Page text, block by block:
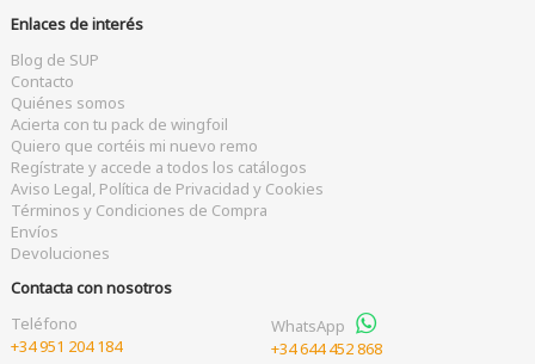
Enlaces de interés
Blog de SUP
Contacto
Quiénes somos
Acierta con tu pack de wingfoil
Quiero que cortéis mi nuevo remo
Regístrate y accede a todos los catálogos
Aviso Legal, Política de Privacidad y Cookies
Términos y Condiciones de Compra
Envíos
Devoluciones
Contacta con nosotros
Teléfono
+34 951 204 184
WhatsApp
+34 644 452 868